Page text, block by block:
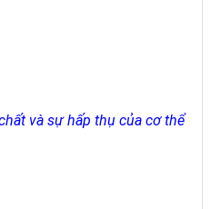
và sự hấp thụ của cơ thể